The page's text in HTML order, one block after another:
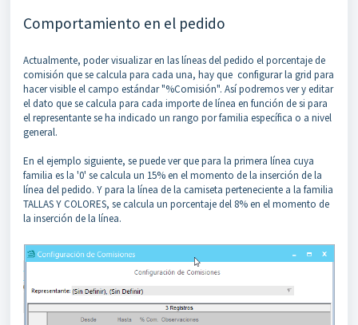
Comportamiento en el pedido
Actualmente, poder visualizar en las líneas del pedido el porcentaje de
comisión que se calcula para cada una, hay que configurar la grid para
hacer visible el campo estándar "%Comisión". Así podremos ver y editar
el dato que se calcula para cada importe de línea en función de si para
el representante se ha indicado un rango por familia específica o a nivel
general.
En el ejemplo siguiente, se puede ver que para la primera línea cuya
familia es la '0' se calcula un 15% en el momento de la inserción de la
línea del pedido. Y para la línea de la camiseta perteneciente a la familia
TALLAS Y COLORES, se calcula un porcentaje del 8% en el momento de
la inserción de la línea.